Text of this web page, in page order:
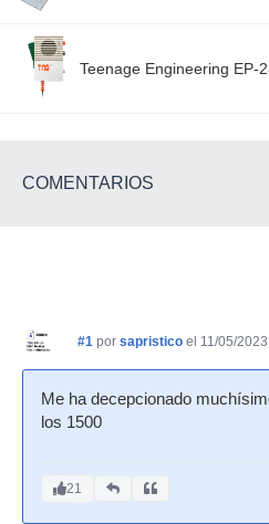
Teenage Engineering EP-
COMENTARIOS
#1 por sapristico el 11/05/2023
Me ha decepcionado
los 1500
21